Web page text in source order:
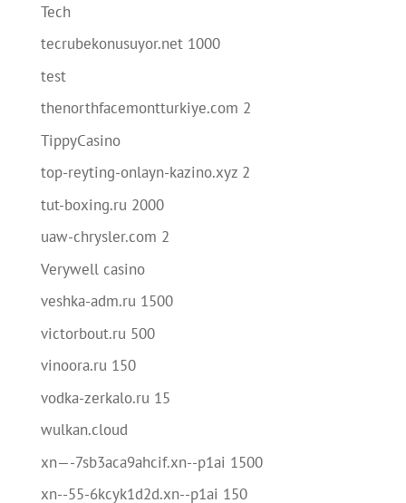
Tech
tecrubekonusuyor.net 1000
test
thenorthfacemontturkiye.com 2
TippyCasino
top-reyting-onlayn-kazino.xyz 2
tut-boxing.ru 2000
uaw-chrysler.com 2
Verywell casino
veshka-adm.ru 1500
victorbout.ru 500
vinoora.ru 150
vodka-zerkalo.ru 15
wulkan.cloud
xn—-7sb3aca9ahcif.xn--p1ai 1500
xn--55-6kcyk1d2d.xn--p1ai 150